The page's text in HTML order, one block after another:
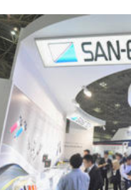
各種方針 POLICY
情報セキュリティ基本方針
企画・販売促進
PLANNING
トータルプロモーション
ブランディング戦略
イベント運営
コンテンツ制作
周年事業
採用プロモーション